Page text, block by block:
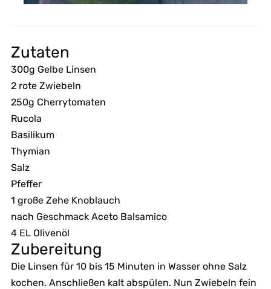
Zutaten
300g Gelbe Linsen
2 rote Zwiebeln
250g Cherrytomaten
Rucola
Basilikum
Thymian
Salz
Pfeffer
1 große Zehe Knoblauch
nach Geschmack Aceto Balsamico
4 EL Olivenöl
Zubereitung
Die Linsen für 10 bis 15 Minuten in Wasser ohne Salz
kochen. Anschließen kalt abspülen. Nun Zwiebeln fein